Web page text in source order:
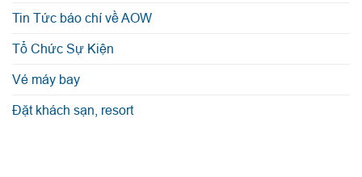
Tin Tức báo chí về AOW
Tổ Chức Sự Kiện
Vé máy bay
Đặt khách sạn, resort